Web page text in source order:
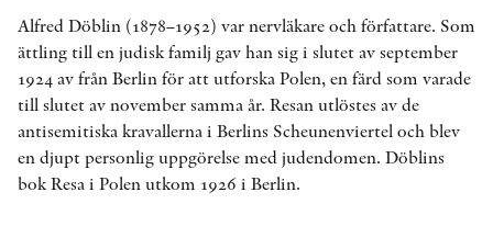
Alfred Döblin (1878–1952) var nervläkare och författare. Som
ättling till en judisk familj gav han sig i slutet av september
1924 av från Berlin för att utforska Polen, en färd som varade
till slutet av november samma år. Resan utlöstes av de
antisemitiska kravallerna i Berlins Scheunenviertel och blev
en djupt personlig uppgörelse med judendomen. Döblins
bok Resa i Polen utkom 1926 i Berlin.